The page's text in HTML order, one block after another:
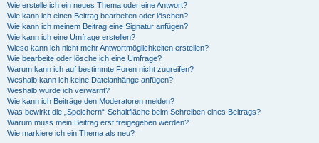
Wie erstelle ich ein neues Thema oder eine Antwort?
Wie kann ich einen Beitrag bearbeiten oder löschen?
Wie kann ich meinem Beitrag eine Signatur anfügen?
Wie kann ich eine Umfrage erstellen?
Wieso kann ich nicht mehr Antwortmöglichkeiten erstellen?
Wie bearbeite oder lösche ich eine Umfrage?
Warum kann ich auf bestimmte Foren nicht zugreifen?
Weshalb kann ich keine Dateianhänge anfügen?
Weshalb wurde ich verwarnt?
Wie kann ich Beiträge den Moderatoren melden?
Was bewirkt die „Speichern“-Schaltfläche beim Schreiben eines Beitrags?
Warum muss mein Beitrag erst freigegeben werden?
Wie markiere ich ein Thema als neu?